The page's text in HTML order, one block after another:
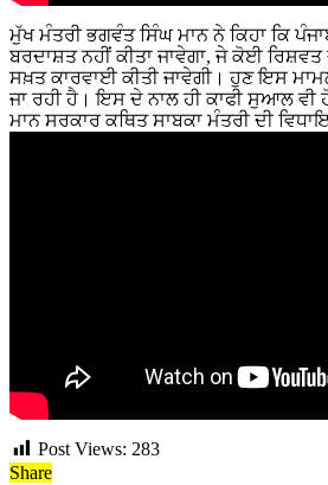
ਮੁੱਖ ਮੰਤਰੀ ਭਗਵੰਤ ਸਿੰਘ ਮਾਨ ਨੇ ਕਿਹਾ ਕਿ
ਬਰਦਾਸ਼ਤ ਨਹੀਂ ਕੀਤਾ ਜਾਵੇਗਾ, ਜੇ ਕੋਈ
ਸਖ਼ਤ ਕਾਰਵਾਈ ਕੀਤੀ ਜਾਵੇਗੀ। ਹੁਣ ਇਸ ਮਾਮਲੇ
ਜਾ ਰਹੀ ਹੈ। ਇਸ ਦੇ ਨਾਲ ਹੀ ਕਾਫੀ ਸੁਆਲ ਵੀ
ਮਾਨ ਸਰਕਾਰ ਕਥਿਤ ਸਾਬਕਾ ਮੰਤਰੀ ਦੀ
Post Views: 283
Share